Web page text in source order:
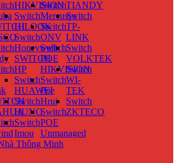
HIKVISION
Switch
HILOOK
Switch
Honeywell
SWITCH
HP
Switch
HUAWEI
Switch
HUNO
Switch
Imou
Switch
Mercusys
Switch
ONV
Switch
POE
HIKVISION
Switch
Poe
Hrui
Switch
POE
Unmanaged
TIANDY
Switch
TP-
LINK
Switch
VOLKTEK
Switch
WI-
TEK
Switch
ZKTECO
Thông Minh